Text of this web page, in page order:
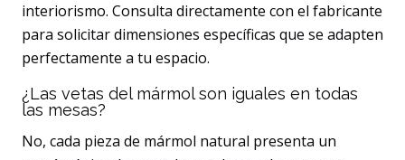
interiorismo. Consulta directamente con el fabricante
para solicitar dimensiones específicas que se adapten
perfectamente a tu espacio.
¿Las vetas del mármol son iguales en todas
las mesas?
No, cada pieza de mármol natural presenta un